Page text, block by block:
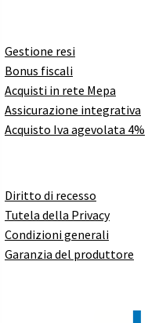
Gestione resi
Bonus fiscali
Acquisti in rete Mepa
Assicurazione integrativa
Acquisto Iva agevolata 4%
Diritto di recesso
Tutela della Privacy
Condizioni generali
Garanzia del produttore